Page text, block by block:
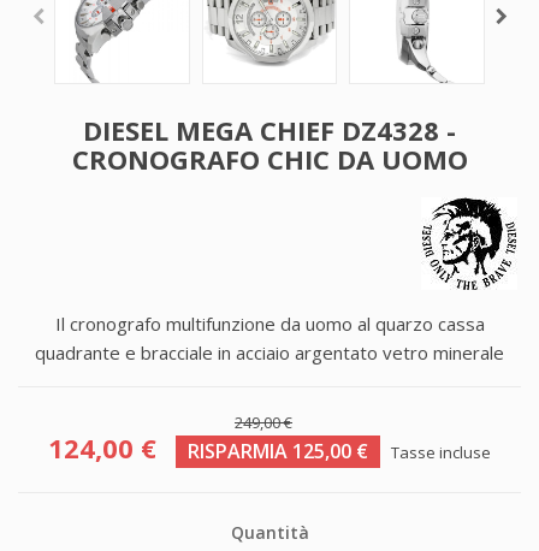
DIESEL MEGA CHIEF DZ4328 -
CRONOGRAFO CHIC DA UOMO
Il cronografo multifunzione da uomo al quarzo cassa
quadrante e bracciale in acciaio argentato vetro minerale
249,00 €
124,00 € RISPARMIA 125,00 € Tasse incluse
Quantità